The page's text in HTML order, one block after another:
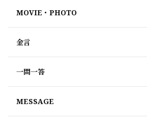
MOVIE・PHOTO
金言
一問一答
MESSAGE